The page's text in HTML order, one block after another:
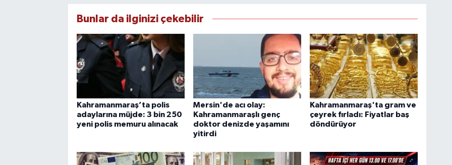
Bunlar da ilginizi çekebilir
Kahramanmaraş’ta polis
adaylarına müjde: 3 bin 250
yeni polis memuru alınacak
Mersin'de acı olay:
Kahramanmaraşlı genç
doktor denizde yaşamını
yitirdi
Kahramanmaraş'ta gram ve
çeyrek fırladı: Fiyatlar baş
döndürüyor